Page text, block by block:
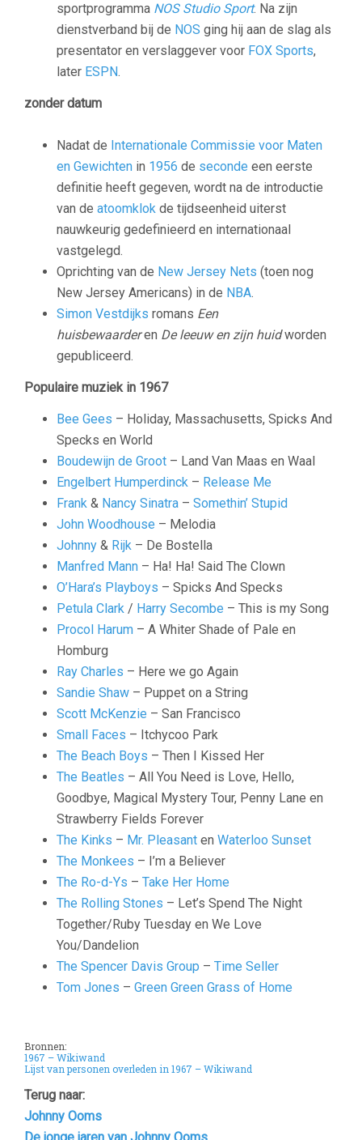
sportprogramma NOS Studio Sport. Na zijn
dienstverband bij de NOS ging hij aan de slag als
presentator en verslaggever voor FOX Sports,
later ESPN.
zonder datum
Nadat de Internationale Commissie voor Maten
en Gewichten in 1956 de seconde een eerste
definitie heeft gegeven, wordt na de introductie
van de atoomklok de tijdseenheid uiterst
nauwkeurig gedefinieerd en internationaal
vastgelegd.
Oprichting van de New Jersey Nets (toen nog
New Jersey Americans) in de NBA.
Simon Vestdijks romans Een
huisbewaarderen De leeuw en zijn huidworden
gepubliceerd.
Populaire muziek in 1967
Bee Gees – Holiday, Massachusetts, Spicks And
Specks en World
Boudewijn de Groot – Land Van Maas en Waal
Engelbert Humperdinck – Release Me
Frank & Nancy Sinatra – Somethin’ Stupid
John Woodhouse – Melodia
Johnny & Rijk – De Bostella
Manfred Mann – Ha! Ha! Said The Clown
O’Hara’s Playboys – Spicks And Specks
Petula Clark / Harry Secombe – This is my Song
Procol Harum – A Whiter Shade of Pale en
Homburg
Ray Charles – Here we go Again
Sandie Shaw – Puppet on a String
Scott McKenzie – San Francisco
Small Faces – Itchycoo Park
The Beach Boys – Then I Kissed Her
The Beatles – All You Need is Love, Hello,
Goodbye, Magical Mystery Tour, Penny Lane en
Strawberry Fields Forever
The Kinks – Mr. Pleasant en Waterloo Sunset
The Monkees – I’m a Believer
The Ro-d-Ys – Take Her Home
The Rolling Stones – Let’s Spend The Night
Together/Ruby Tuesday en We Love
You/Dandelion
The Spencer Davis Group – Time Seller
Tom Jones – Green Green Grass of Home
Bronnen:
1967 – Wikiwand
Lijst van personen overleden in 1967 – Wikiwand
Terug naar:
Johnny Ooms